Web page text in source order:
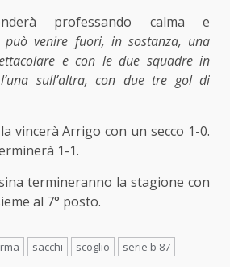
professando calma e
può venire fuori, in sostanza, una
e con le due squadre in
sull’altra, con due tre gol di
vincerà Arrigo con un secco 1-0.
1-1.
termineranno la stagione con
al 7° posto.
sacchi scoglio serie b 87